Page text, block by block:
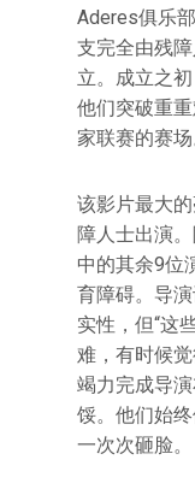
Aderes俱乐
支完全由残
立。成立之
他们突破重
家联赛的赛场
该影片最大
障人士出演
中的其余9位
育障碍。导
实性，但“这
难，有时候
竭力完成导
馁。他们始
一次次砸脸。